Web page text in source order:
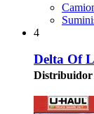
4
Delta Of
Distribuidor